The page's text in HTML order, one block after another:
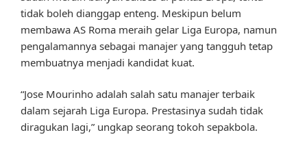
tidak boleh dianggap enteng. Meskipun belum
membawa AS Roma meraih gelar Liga Europa, namun
pengalamannya sebagai manajer yang tangguh tetap
membuatnya menjadi kandidat kuat.
“Jose Mourinho adalah salah satu manajer terbaik
dalam sejarah Liga Europa. Prestasinya sudah tidak
diragukan lagi,” ungkap seorang tokoh sepakbola.